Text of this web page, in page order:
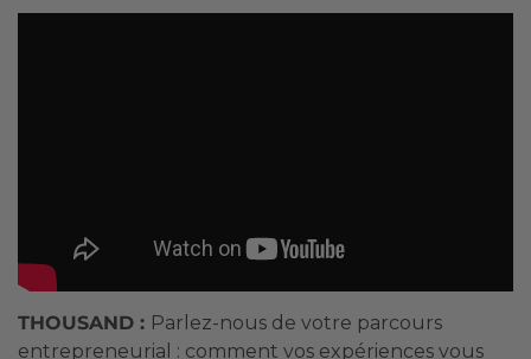
THOUSAND : Parlez-nous de votre parcours
entrepreneurial : comment vos expériences vous